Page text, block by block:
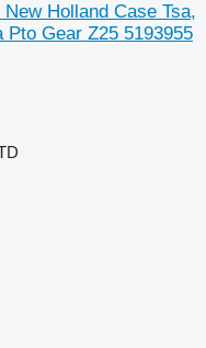
Holland Case Tsa,
Pto Gear Z25 5193955